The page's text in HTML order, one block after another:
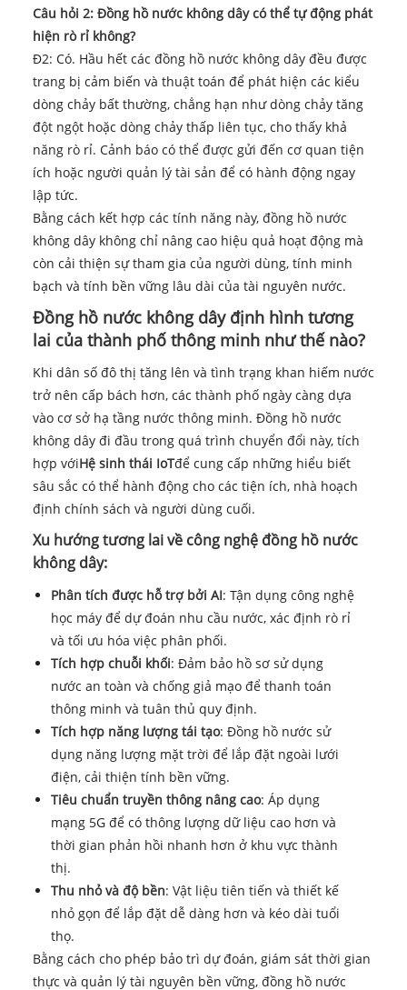
Câu hỏi 2: Đồng hồ nước không dây có thể tự động phát
hiện rò rỉ không?
Đ2: Có. Hầu hết các đồng hồ nước không dây đều được
trang bị cảm biến và thuật toán để phát hiện các kiểu
dòng chảy bất thường, chẳng hạn như dòng chảy tăng
đột ngột hoặc dòng chảy thấp liên tục, cho thấy khả
năng rò rỉ. Cảnh báo có thể được gửi đến cơ quan tiện
ích hoặc người quản lý tài sản để có hành động ngay
lập tức.
Bằng cách kết hợp các tính năng này, đồng hồ nước
không dây không chỉ nâng cao hiệu quả hoạt động mà
còn cải thiện sự tham gia của người dùng, tính minh
bạch và tính bền vững lâu dài của tài nguyên nước.
Đồng hồ nước không dây định hình tương
lai của thành phố thông minh như thế nào?
Khi dân số đô thị tăng lên và tình trạng khan hiếm nước
trở nên cấp bách hơn, các thành phố ngày càng dựa
vào cơ sở hạ tầng nước thông minh. Đồng hồ nước
không dây đi đầu trong quá trình chuyển đổi này, tích
hợp vớiHệ sinh thái IoTđể cung cấp những hiểu biết
sâu sắc có thể hành động cho các tiện ích, nhà hoạch
định chính sách và người dùng cuối.
Xu hướng tương lai về công nghệ đồng hồ nước
không dây:
Phân tích được hỗ trợ bởi AI: Tận dụng công nghệ
học máy để dự đoán nhu cầu nước, xác định rò rỉ
và tối ưu hóa việc phân phối.
Tích hợp chuỗi khối: Đảm bảo hồ sơ sử dụng
nước an toàn và chống giả mạo để thanh toán
thông minh và tuân thủ quy định.
Tích hợp năng lượng tái tạo: Đồng hồ nước sử
dụng năng lượng mặt trời để lắp đặt ngoài lưới
điện, cải thiện tính bền vững.
Tiêu chuẩn truyền thông nâng cao: Áp dụng
mạng 5G để có thông lượng dữ liệu cao hơn và
thời gian phản hồi nhanh hơn ở khu vực thành
thị.
Thu nhỏ và độ bền: Vật liệu tiên tiến và thiết kế
nhỏ gọn để lắp đặt dễ dàng hơn và kéo dài tuổi
thọ.
Bằng cách cho phép bảo trì dự đoán, giám sát thời gian
thực và quản lý tài nguyên bền vững, đồng hồ nước